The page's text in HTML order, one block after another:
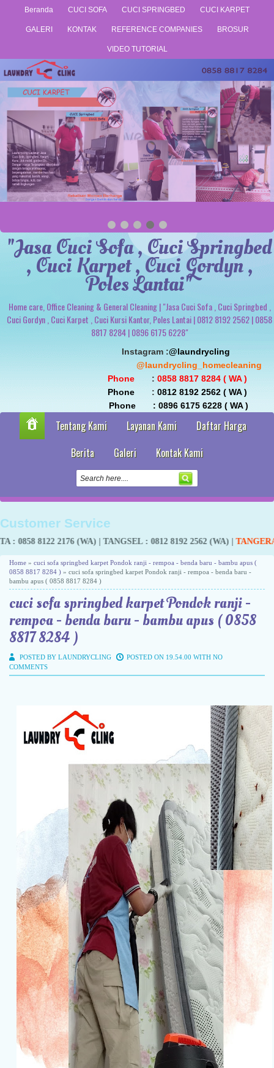
Beranda CUCI SOFA CUCI SPRINGBED CUCI KARPET
GALERI KONTAK REFERENCE COMPANIES BROSUR
VIDEO TUTORIAL
"Jasa Cuci Sofa , Cuci Springbed
, Cuci Karpet , Cuci Gordyn ,
Poles Lantai"
Home care, Office Cleaning & General Cleaning | "Jasa Cuci Sofa , Cuci Springbed ,
Cuci Gordyn , Cuci Karpet , Cuci Kursi Kantor, Poles Lantai | 0812 8192 2562 | 0858
8817 8284 | 0896 6175 6228"
                               Instagram :
@laundrycling
                                                 @laundrycling_homecleaning
Phone
       :
0858 8817 8284 ( WA )
Phone
       :
0812 8192 2562 ( WA )
                                Phone       : 0896 6175 6228 ( WA )
Tentang Kami Layanan Kami
Daftar Harga
Berita
Galeri Kontak Kami
Customer Service
2176 (WA) |TANGSEL : 0812 8192 2562 (WA) |TANGERANG:
Home » cuci sofa springbed karpet Pondok ranji - rempoa - benda baru - bambu apus (
0858 8817 8284 ) » cuci sofa springbed karpet Pondok ranji - rempoa - benda baru -
bambu apus ( 0858 8817 8284 )
cuci sofa springbed karpet Pondok ranji -
rempoa - benda baru - bambu apus ( 0858
8817 8284 )
POSTED BY LAUNDRYCLING POSTED ON 19.54.00 WITH NO
COMMENTS